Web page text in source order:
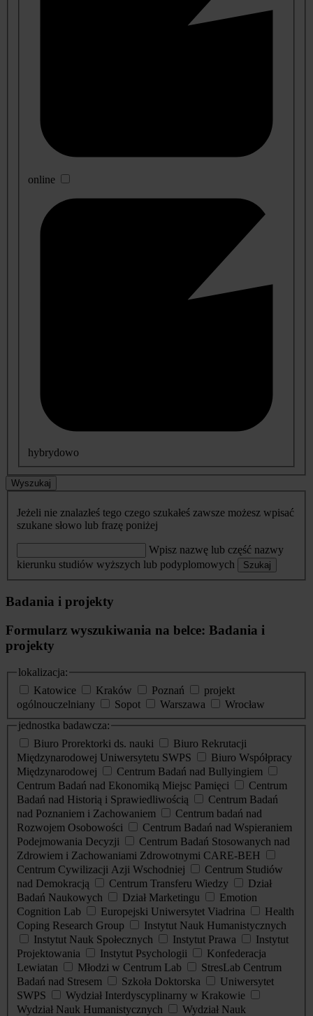
online
hybrydowo
Wyszukaj
Jeżeli nie znalazłeś tego czego szukałeś zawsze możesz wpisać
szukane słowo lub frazę poniżej
Wpisz nazwę lub część nazwy
kierunku studiów wyższych lub podyplomowych
Szukaj
Badania i projekty
Formularz wyszukiwania na belce: Badania i
projekty
lokalizacja:
Katowice
Kraków Poznań
projekt
ogólnouczelniany
Sopot Warszawa
Wrocław
jednostka badawcza:
Biuro Prorektorki ds. nauki
Biuro Rekrutacji
Międzynarodowej Uniwersytetu SWPS
Biuro Współpracy
Międzynarodowej
Centrum Badań nad Bullyingiem
Centrum Badań nad Ekonomiką Miejsc Pamięci
Centrum
Badań nad Historią i Sprawiedliwością
Centrum Badań
nad Poznaniem i Zachowaniem
Centrum badań nad
Rozwojem Osobowości
Centrum Badań nad Wspieraniem
Podejmowania Decyzji
Centrum Badań Stosowanych nad
Zdrowiem i Zachowaniami Zdrowotnymi CARE-BEH
Centrum Cywilizacji Azji Wschodniej
Centrum Studiów
nad Demokracją
Centrum Transferu Wiedzy
Dział
Badań Naukowych
Dział Marketingu
Emotion
Cognition Lab
Europejski Uniwersytet Viadrina
Health
Coping Research Group
Instytut Nauk Humanistycznych
Instytut Nauk Społecznych
Instytut Prawa
Instytut
Projektowania
Instytut Psychologii
Konfederacja
Lewiatan
Młodzi w Centrum Lab
StresLab Centrum
Badań nad Stresem
Szkoła Doktorska
Uniwersytet
SWPS
Wydział Interdyscyplinarny w Krakowie
Wydział Nauk Humanistycznych
Wydział Nauk